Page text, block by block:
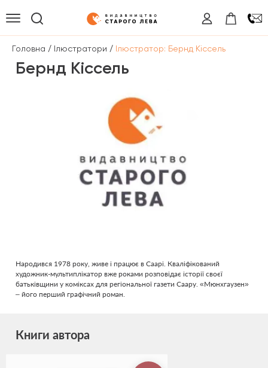
Головна / Ілюстратори / Ілюстратор: Бернд Кіссель
Бернд Кіссель
Народився 1978 року, живе і працює в Саарі. Кваліфікований
художник-мультиплікатор вже роками розповідає історії своєї
батьківщини у коміксах для регіональної газети Саару. «Мюнхгаузен»
– його перший графічний роман.
Книги автора